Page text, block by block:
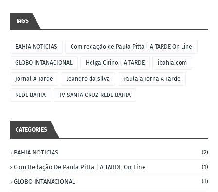
TAGS
BAHIA NOTICIAS Com redação de Paula Pitta | A TARDE On Line
GLOBO INTANACIONAL Helga Cirino | A TARDE ibahia.com
Jornal A Tarde leandro da silva Paula a Jorna A Tarde
REDE BAHIA TV SANTA CRUZ-REDE BAHIA
CATEGORIES
BAHIA NOTICIAS (2)
Com Redação De Paula Pitta | A TARDE On Line (1)
GLOBO INTANACIONAL (1)